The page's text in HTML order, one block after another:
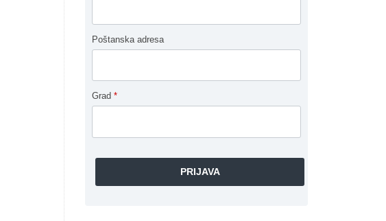
Poštanska adresa
Grad *